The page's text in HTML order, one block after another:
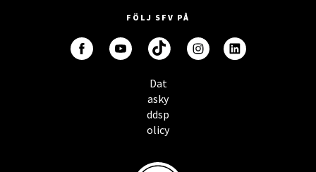
FÖLJ SFV PÅ
Dat
asky
ddsp
olicy